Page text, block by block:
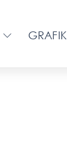
GRAFIK